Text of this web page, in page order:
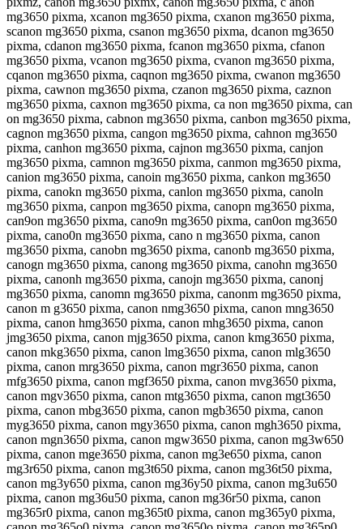
mg3650 pixma, xcanon mg3650 pixma, cxanon mg3650 pixma,
scanon mg3650 pixma, csanon mg3650 pixma, dcanon mg3650
pixma, cdanon mg3650 pixma, fcanon mg3650 pixma, cfanon
mg3650 pixma, vcanon mg3650 pixma, cvanon mg3650 pixma,
cqanon mg3650 pixma, caqnon mg3650 pixma, cwanon mg3650
pixma, cawnon mg3650 pixma, czanon mg3650 pixma, caznon
mg3650 pixma, caxnon mg3650 pixma, ca non mg3650 pixma, can
on mg3650 pixma, cabnon mg3650 pixma, canbon mg3650 pixma,
cagnon mg3650 pixma, cangon mg3650 pixma, cahnon mg3650
pixma, canhon mg3650 pixma, cajnon mg3650 pixma, canjon
mg3650 pixma, camnon mg3650 pixma, canmon mg3650 pixma,
canion mg3650 pixma, canoin mg3650 pixma, cankon mg3650
pixma, canokn mg3650 pixma, canlon mg3650 pixma, canoln
mg3650 pixma, canpon mg3650 pixma, canopn mg3650 pixma,
can9on mg3650 pixma, cano9n mg3650 pixma, can0on mg3650
pixma, cano0n mg3650 pixma, cano n mg3650 pixma, canon
mg3650 pixma, canobn mg3650 pixma, canonb mg3650 pixma,
canogn mg3650 pixma, canong mg3650 pixma, canohn mg3650
pixma, canonh mg3650 pixma, canojn mg3650 pixma, canonj
mg3650 pixma, canomn mg3650 pixma, canonm mg3650 pixma,
canon m g3650 pixma, canon nmg3650 pixma, canon mng3650
pixma, canon hmg3650 pixma, canon mhg3650 pixma, canon
jmg3650 pixma, canon mjg3650 pixma, canon kmg3650 pixma,
canon mkg3650 pixma, canon lmg3650 pixma, canon mlg3650
pixma, canon mrg3650 pixma, canon mgr3650 pixma, canon
mfg3650 pixma, canon mgf3650 pixma, canon mvg3650 pixma,
canon mgv3650 pixma, canon mtg3650 pixma, canon mgt3650
pixma, canon mbg3650 pixma, canon mgb3650 pixma, canon
myg3650 pixma, canon mgy3650 pixma, canon mgh3650 pixma,
canon mgn3650 pixma, canon mgw3650 pixma, canon mg3w650
pixma, canon mge3650 pixma, canon mg3e650 pixma, canon
mg3r650 pixma, canon mg3t650 pixma, canon mg36t50 pixma,
canon mg3y650 pixma, canon mg36y50 pixma, canon mg3u650
pixma, canon mg36u50 pixma, canon mg36r50 pixma, canon
mg365r0 pixma, canon mg365t0 pixma, canon mg365y0 pixma,